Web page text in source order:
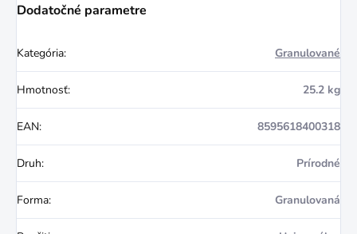
Dodatočné parametre
Kategória: Granulované
Hmotnosť: 25.2 kg
EAN: 8595618400318
Druh: Prírodné
Forma: Granulovaná